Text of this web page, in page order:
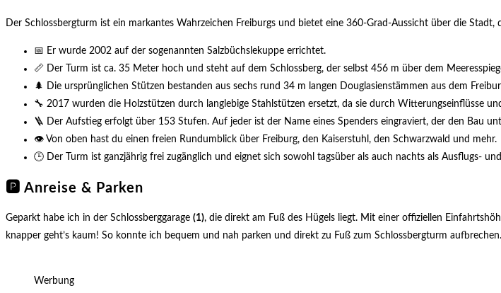
Der Schlossbergturm ist ein markantes Wahrzeichen Freiburgs und bietet eine 360-Grad-Aussicht über die Stadt,
📅 Er wurde 2002 auf der sogenannten Salzbüchslekuppe errichtet.
📏 Der Turm ist ca. 35 Meter hoch und steht auf dem Schlossberg, der selbst 456 m über dem
🌲 Die ursprünglichen Stützen bestanden aus sechs rund 34 m langen Douglasienstämmen aus dem
🔧 2017 wurden die Holzstützen durch langlebige Stahlstützen ersetzt, da sie durch Witterungseinflüsse
🪜 Der Aufstieg erfolgt über 153 Stufen. Auf jeder ist der Name eines Spenders eingraviert, der den Bau
👁️ Von oben hast du einen freien Rundumblick über Freiburg, den Kaiserstuhl, den Schwarzwald und mehr.
🕒 Der Turm ist ganzjährig frei zugänglich und eignet sich sowohl tagsüber als auch nachts als Ausflugs-
🅿️ Anreise & Parken
Geparkt habe ich in der Schlossberggarage (1), die direkt am Fuß des Hügels liegt. Mit einer offiziellen
knapper geht’s kaum! So konnte ich bequem und nah parken und direkt zu Fuß zum Schlossbergturm aufbrechen.
Werbung